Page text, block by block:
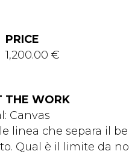
PRICE
1,200.00 €
THE WORK
Canvas
linea che separa il
Qual è il limite da